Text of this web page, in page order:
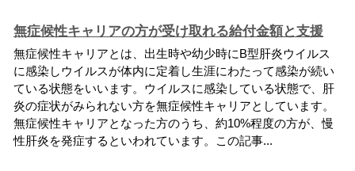
無症候性キャリアの方が受け取れる給付金額と支援
無症候性キャ リ アと は 出生時や幼少時にB型肝炎ウイ ルス
に感染 しウイ ルスが体内に定着し生涯にわた って感染が続い
ている状態をいい ます。 ウイ ルスに感染 している状態で
肝
炎の症状がみられない方を無症候性キャ リ アと してい ます。
無症候性キャ リ アと なった方のう ち 約10%程度の方が 、慢
性肝炎を発症する と いわれてい ます。 こ の記事...